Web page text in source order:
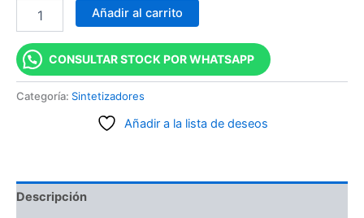
Añadir al carrito
CONSULTAR STOCK POR WHATSAPP
Categoría: Sintetizadores
Añadir a la lista de deseos
Descripción